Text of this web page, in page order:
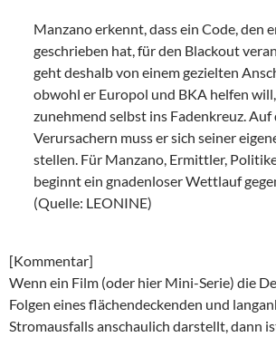
Manzano erkennt, dass ein Code, den
geschrieben hat, für den Blackout
geht deshalb von einem gezielten
obwohl er Europol und BKA helfen
zunehmend selbst ins Fadenkreuz. Auf
Verursachern muss er sich seiner
stellen. Für Manzano, Ermittler,
beginnt ein gnadenloser Wettlauf
(Quelle: LEONINE)
[Kommentar]
Wenn ein Film (oder hier Mini-Serie) die
Folgen eines flächendeckenden und
Stromausfalls anschaulich darstellt, dann